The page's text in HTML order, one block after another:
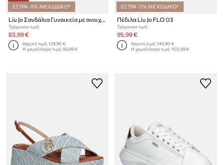
ΕΞΤΡΑ -5% ΜΕ ΚΩΔΙΚΟ*
Liu Jo Σανδάλια Γυναικεία με ανοιχτό τακούνι STEFFY SANDAL 01
Τρέχουσα τιμή:
83,99 €
Αρχική τιμή:129,90 €
Η χαμηλότερη τιμή:93,99 €
ΕΞΤΡΑ -5% ΜΕ ΚΩΔΙΚΟ*
Πέδιλα Liu Jo FLO 03
Τρέχουσα τιμή:
95,99 €
Αρχική τιμή:149,90 €
Η χαμηλότερη τιμή:100,99 €